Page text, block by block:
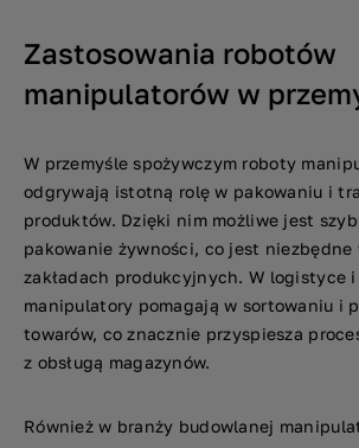
Zastosowania robotów
manipulatorów w
W przemyśle spożywczym roboty
odgrywają istotną rolę w pakowaniu i
produktów. Dzięki nim możliwe jest
pakowanie żywności, co jest niezbędne
zakładach produkcyjnych. W logistyce
manipulatory pomagają w sortowaniu i
towarów, co znacznie przyspiesza
z obsługą magazynów.
Również w branży budowlanej